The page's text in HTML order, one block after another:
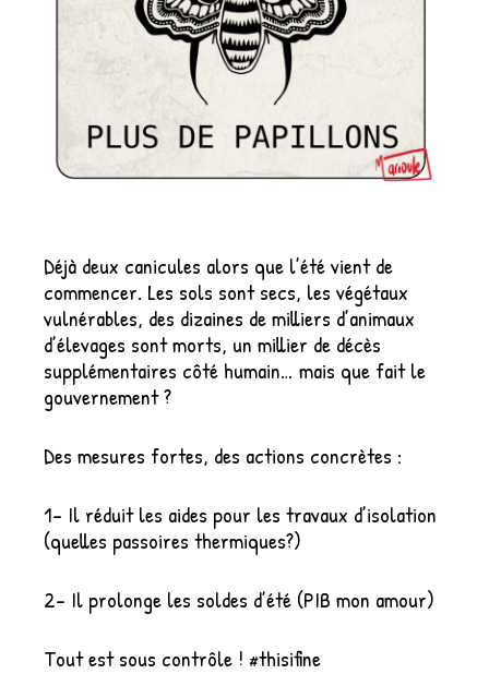
Déjà deux canicules alors que l’été vient de
commencer. Les sols sont secs, les végétaux
vulnérables, des dizaines de milliers d’animaux
d’élevages sont morts, un millier de décès
supplémentaires côté humain… mais que fait le
gouvernement ?
Des mesures fortes, des actions concrètes :
1- Il réduit les aides pour les travaux d’isolation
(quelles passoires thermiques?)
2- Il prolonge les soldes d’été (PIB mon amour)
Tout est sous contrôle ! #thisifine